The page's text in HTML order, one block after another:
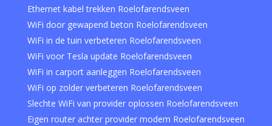
Ethernet kabel trekken Roelofarendsveen
WiFi door gewapend beton Roelofarendsveen
WiFi in de tuin verbeteren Roelofarendsveen
WiFi voor Tesla update Roelofarendsveen
WiFi in carport aanleggen Roelofarendsveen
WiFi op zolder verbeteren Roelofarendsveen
Slechte WiFi van provider oplossen Roelofarendsveen
Eigen router achter provider modem Roelofarendsveen